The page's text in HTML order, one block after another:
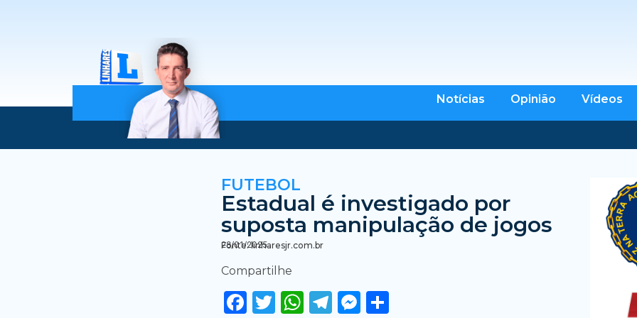
Notícias Opinião Vídeos
FUTEBOL
Estadual é investigado por
suposta manipulação de jogos
Fonte: linharesjr.com.br
28/01/2025
Compartilhe
Facebook
Twitter
WhatsApp
Telegram
Messenger